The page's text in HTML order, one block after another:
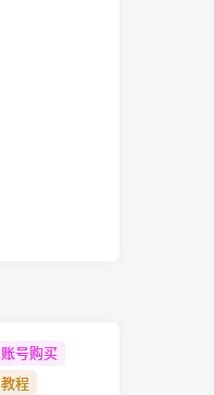
账号购买
教程